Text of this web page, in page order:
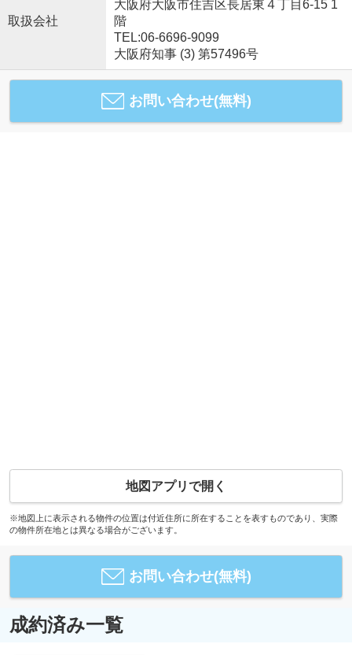
取扱会社
大阪府大阪市住吉区長居東４丁目6-15 1
階
TEL:06-6696-9099
大阪府知事 (3) 第57496号
お問い合わせ(無料)
地図アプリで開く
※地図上に表示される物件の位置は付近住所に所在することを表すものであり、実際
の物件所在地とは異なる場合がございます。
お問い合わせ(無料)
成約済み一覧